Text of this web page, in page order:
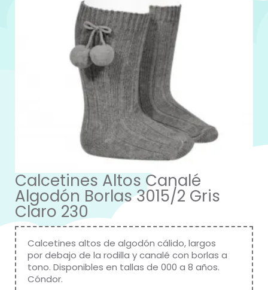
Calcetines Altos Canalé
Algodón Borlas 3015/2 Gris
Claro 230
Calcetines altos de algodón cálido, largos
por debajo de la rodilla y canalé con borlas a
tono. Disponibles en tallas de 000 a 8 años.
Cóndor.